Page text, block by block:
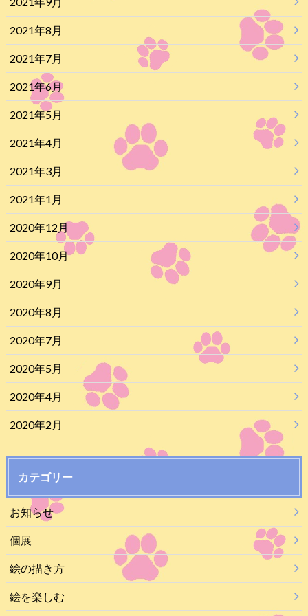
2021年8月
2021年7月
2021年6月
2021年5月
2021年4月
2021年3月
2021年1月
2020年12月
2020年10月
2020年9月
2020年8月
2020年7月
2020年5月
2020年4月
2020年2月
カテゴリー
お知らせ
個展
絵の描き方
絵を楽しむ